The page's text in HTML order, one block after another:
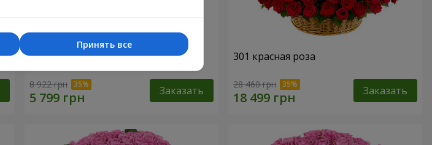
101 разноцветная роза
8 922 грн Заказать
301 красная роза
28 460 грн Заказать
Принять все